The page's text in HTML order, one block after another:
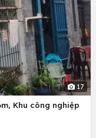
17
Khu công nghiệp